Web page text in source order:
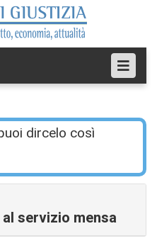
dircelo così
servizio mensa